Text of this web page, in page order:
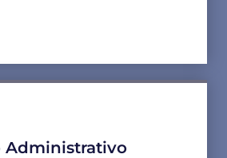
Administrativo